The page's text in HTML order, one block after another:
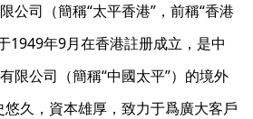
公司（簡稱“太平香港”，前稱“香港
1949年9月在香港註册成立，是中
限公司（簡稱“中國太平”）的境外
久，資本雄厚，致力于爲廣大客戶